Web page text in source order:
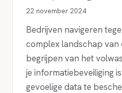
22 november 2024
Bedrijven navigeren
complex landschap van
begrijpen van het
je informatiebeveiliging
gevoelige data te